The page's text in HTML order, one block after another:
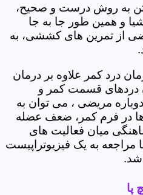
به روش درست و صحیح،
و همین طور جا به جا
از تمرین های کششی، به
درد کمر علاوه بر درمان
دردهای قسمت کمر و
مریضی ، می توان به
در فرم کمر، ضعف عضله
میان فعالیت های
به یک فیزیوتراپیست
پا